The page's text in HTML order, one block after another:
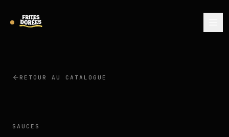
RETOUR AU CATALOGUE
SAUCES